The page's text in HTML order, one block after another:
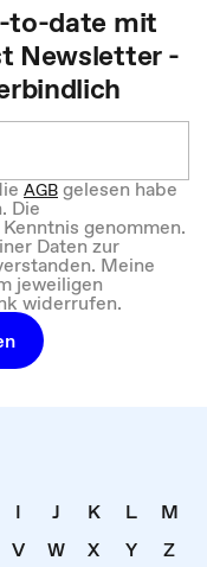
to-date mit
Newsletter -
AGBgelesen habe
Die
genommen.
Daten zur
Meine
jeweiligen
widerrufen.
I J K L
M
V W X Y
Z